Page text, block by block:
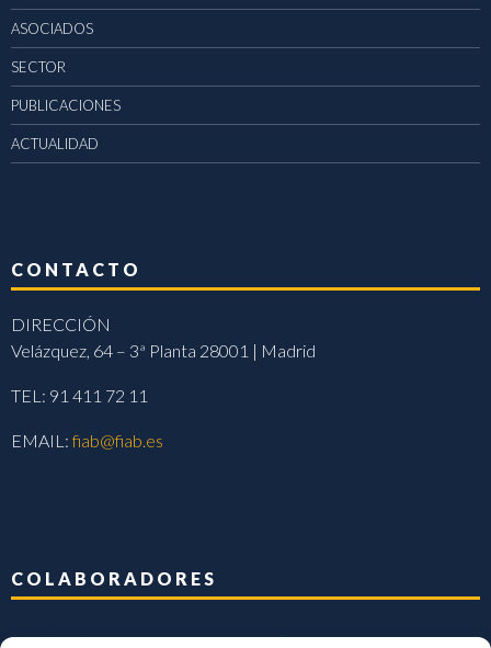
ASOCIADOS
SECTOR
PUBLICACIONES
ACTUALIDAD
CONTACTO
DIRECCIÓN
Velázquez, 64 – 3ª Planta 28001 | Madrid
TEL: 91 411 72 11
EMAIL:fiab@fiab.es
COLABORADORES